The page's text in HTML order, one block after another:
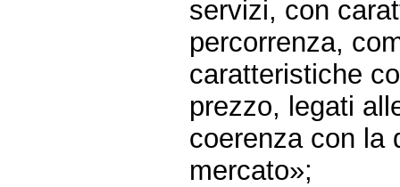
servizi, con
percorrenza,
caratteristiche
prezzo, legati
coerenza con la
mercato»;